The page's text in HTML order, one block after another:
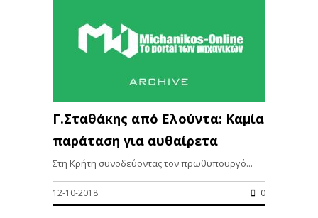
Γ.Σταθάκης από Ελούντα: Καμία
παράταση για αυθαίρετα
Στη Κρήτη συνοδεύοντας τον πρωθυπουργό...
12-10-2018 0